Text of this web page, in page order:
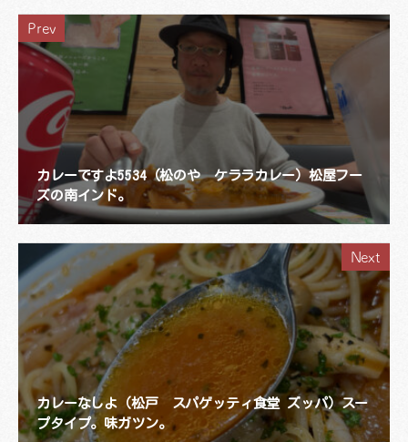
Prev
カレーですよ5534（松のや ケララカレー）松屋フー
ズの南インド。
Next
カレーなしよ（松戸 スパゲッティ食堂 ズッパ）スー
プタイプ。味ガツン。